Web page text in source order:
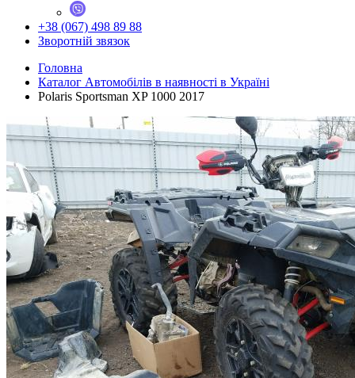
+38 (067) 498 89 88
Зворотній звязок
Головна
Каталог Автомобілів в наявності в Україні
Polaris Sportsman XP 1000 2017